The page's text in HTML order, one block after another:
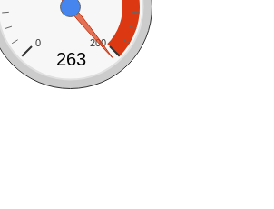
0 200
263